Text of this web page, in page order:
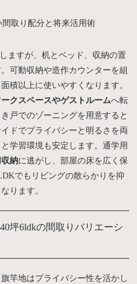
取り配分と将来活用術
しますが、机とベッド、収納の置
可動収納や造作カウンターを組
積以上に使いやすくなります。
ークスペースやゲストルームへ転
戸でのゾーニングを用意すると
ドでプライバシーと明るさを両
学習環境も安定します。通学用
納に逃がし、部屋の床を広く保
でもリビングの散らかりを抑
ります。
坪6ldkの間取りバリエーシ
竿地はプライバシー性を活かし